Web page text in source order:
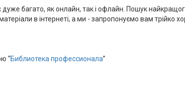
дуже багато, як онлайн, так і офлайн. Пошук
в інтернеті, а ми - запропонуємо вам трійко
“Библиотека профессионала”